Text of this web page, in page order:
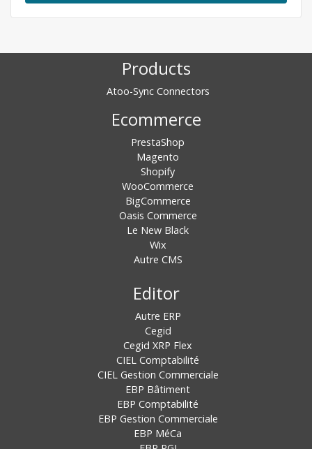
Products
Atoo-Sync Connectors
Ecommerce
PrestaShop
Magento
Shopify
WooCommerce
BigCommerce
Oasis Commerce
Le New Black
Wix
Autre CMS
Editor
Autre ERP
Cegid
Cegid XRP Flex
CIEL Comptabilité
CIEL Gestion Commerciale
EBP Bâtiment
EBP Comptabilité
EBP Gestion Commerciale
EBP MéCa